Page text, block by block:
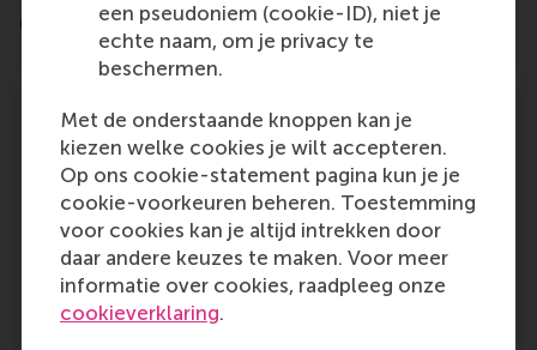
een pseudoniem (cookie-ID), niet je
echte naam, om je privacy te
beschermen.
Met de onderstaande knoppen kan je
kiezen welke cookies je wilt accepteren.
Op ons cookie-statement pagina kun je je
cookie-voorkeuren beheren. Toestemming
voor cookies kan je altijd intrekken door
daar andere keuzes te maken. Voor meer
informatie over cookies, raadpleeg onze
cookieverklaring.
Ontdek de modules
Digital Strategy
Heeft je organisatie moeite om effectief te
reageren op digitale kansen en bedreigingen,
zoalsInternet of Things, artificial intelligence
enblockchain ? Er zijn manieren om je
concurrentiepositie te verbeteren door